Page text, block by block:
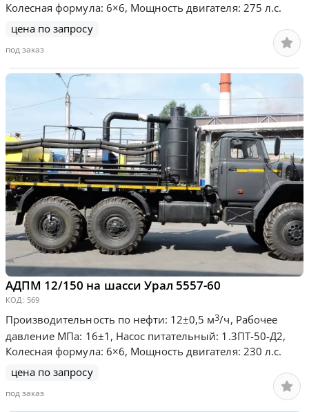
Колесная формула: 6×6, Мощность двигателя: 275 л.с.
цена по запросу
под заказ
АДПМ 12/150 на шасси Урал 5557-60
КОД: 569
Производительность по нефти: 12±0,5 м3/ч, Рабочее
давление МПа: 16±1, Насос питательный: 1.3ПТ-50-Д2,
Колесная формула: 6×6, Мощность двигателя: 230 л.с.
цена по запросу
под заказ